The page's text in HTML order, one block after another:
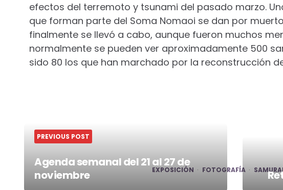
efectos del terremoto y tsunami del pasado marzo.
que forman parte del Soma Nomaoi se dan por
finalmente se llevó a cabo, aunque fueron muchos
normalmente se pueden ver aproximadamente 500
sido 80 los que han marchado por la reconstrucción
EXPOSICIÓN FOTOGRAFÍA SAMURAI
PREVIOUS POST
Agenda semanal del 21 al 27 de
noviembre